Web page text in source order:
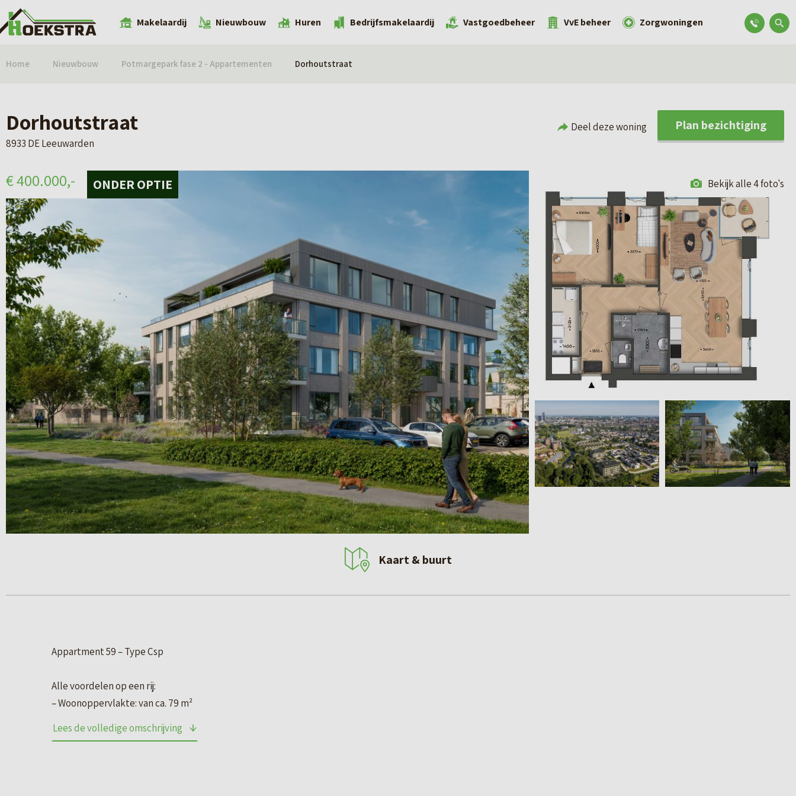
Makelaardij Nieuwbouw Huren Bedrijfsmakelaardij Vastgoedbeheer VvE beheer Zorgwoningen
Home Nieuwbouw Potmargepark fase 2 - Appartementen Dorhoutstraat
Dorhoutstraat
8933 DE Leeuwarden
Deel deze woning Plan bezichtiging
€ 400.000,- ONDER OPTIE Bekijk alle 4 foto's
Kaart & buurt
Appartment 59 – Type Csp
Alle voordelen op een rij:
– Woonoppervlakte: van ca. 79 m²
– 2 slaapkamers
Lees de volledige omschrijving